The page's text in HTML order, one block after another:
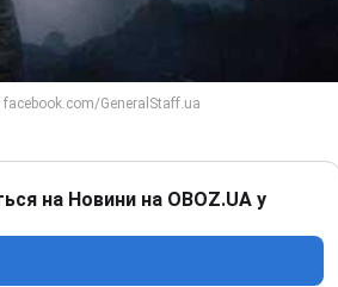
на Новини на OBOZ.UA у